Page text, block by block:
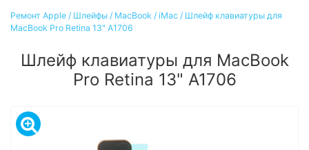
Ремонт Apple / Шлейфы / MacBook / iMac / Шлейф клавиатуры для
MacBook Pro Retina 13" A1706
Шлейф клавиатуры для MacBook
Pro Retina 13" A1706